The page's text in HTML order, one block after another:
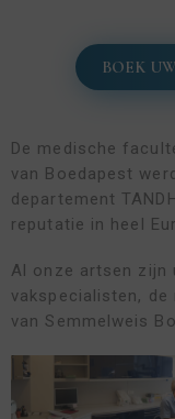
BOEK
De medische
van Boedapest
departement
reputatie in heel
Al onze artsen zijn
vakspecialisten,
van Semmelweis